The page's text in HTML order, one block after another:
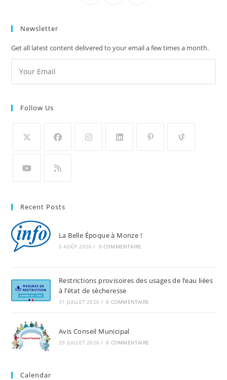
Newsletter
Get all latest content delivered to your email a few times a month.
Follow Us
Recent Posts
La Belle Époque à Monze !
5 AOÛT 2026 / 0 COMMENTAIRE
Restrictions provisoires des usages de l’eau liées
à l’état de sècheresse
31 JUILLET 2026 / 0 COMMENTAIRE
Avis Conseil Municipal
29 JUILLET 2026 / 0 COMMENTAIRE
Calendar